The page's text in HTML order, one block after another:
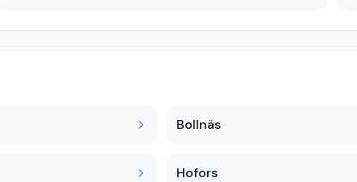
Bollnäs
Hofors